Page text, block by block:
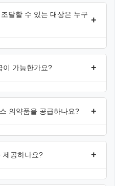
달할 수 있는 대상은 누구
+
이 가능한가요? +
의약품을 공급하나요? +
제공하나요? +